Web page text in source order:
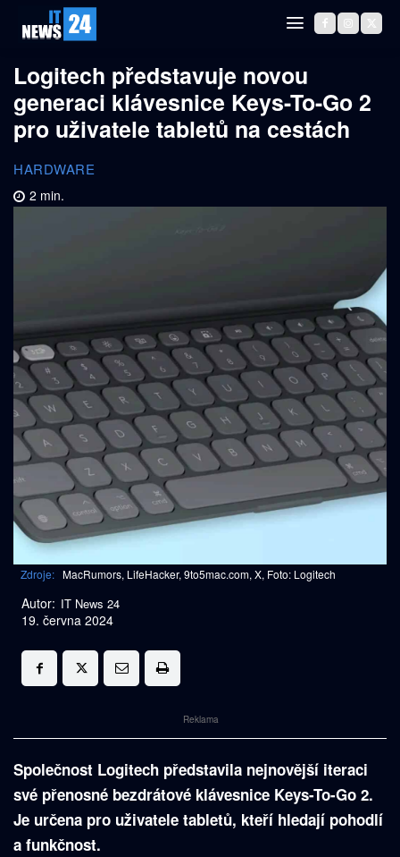
Logitech představuje novou
generaci klávesnice Keys-To-Go 2
pro uživatele tabletů na cestách
HARDWARE
2 min.
Zdroje: MacRumors, LifeHacker, 9to5mac.com, X, Foto: Logitech
Autor: IT News 24
19. června 2024
Reklama
Společnost Logitech představila nejnovější iteraci
své přenosné bezdrátové klávesnice Keys-To-Go 2.
Je určena pro uživatele tabletů, kteří hledají pohodlí
a funkčnost.